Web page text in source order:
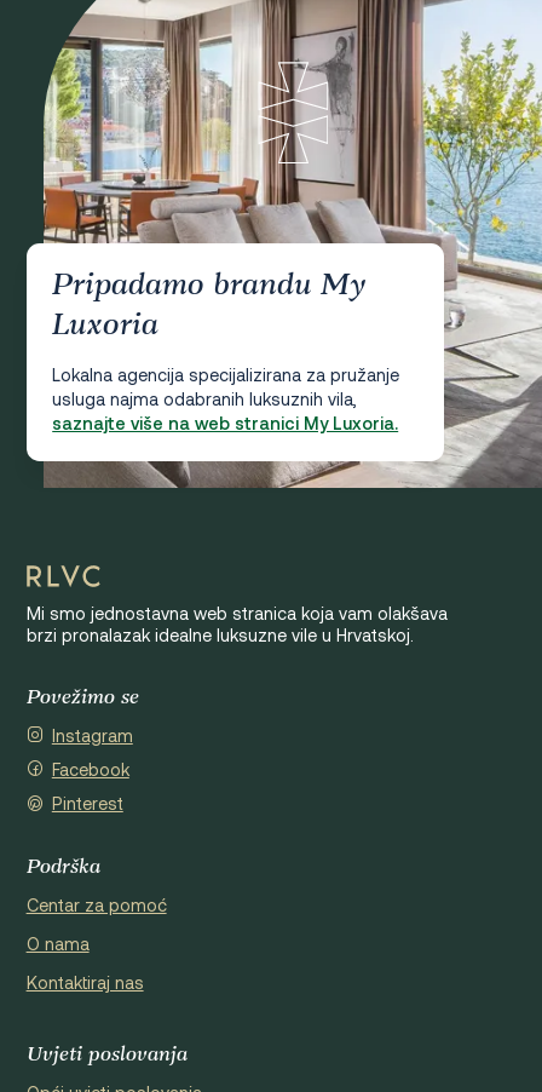
Pripadamo brandu My
Luxoria
Lokalna agencija specijalizirana za pružanje
usluga najma odabranih luksuznih vila,
saznajte više na web stranici My Luxoria.
Mi smo jednostavna web stranica koja vam olakšava
brzi pronalazak idealne luksuzne vile u Hrvatskoj.
Povežimo se
Instagram
Facebook
Pinterest
Podrška
Centar za pomoć
O nama
Kontaktiraj nas
Uvjeti poslovanja